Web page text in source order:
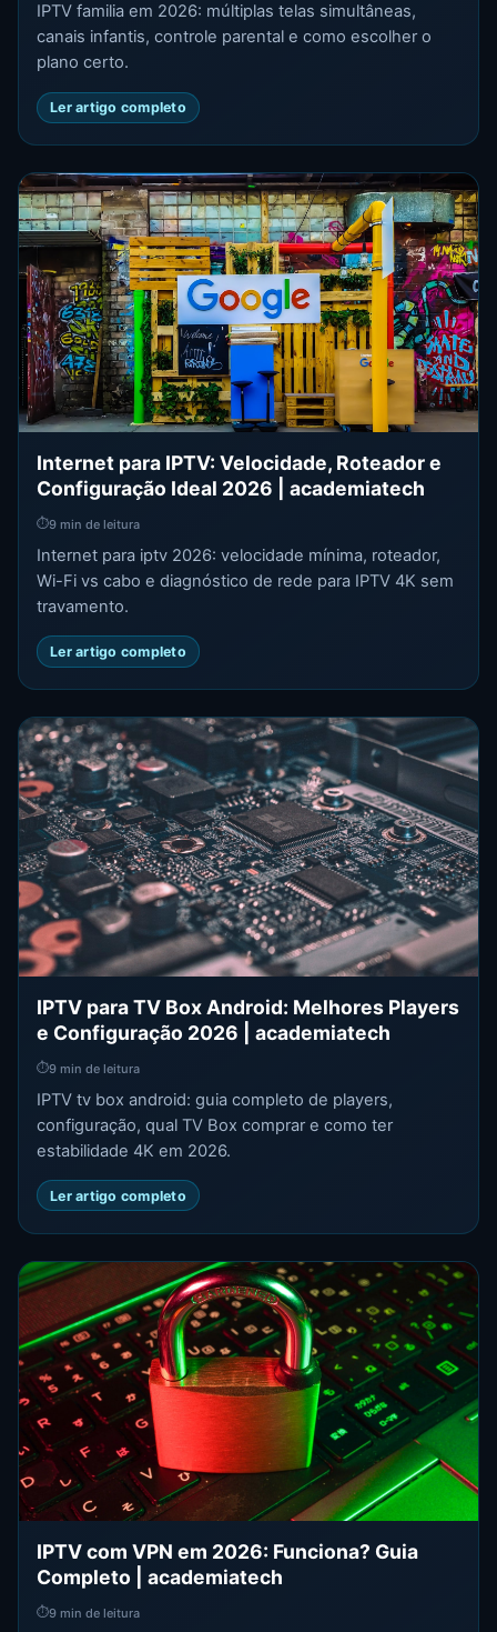
IPTV familia em 2026: múltiplas telas simultâneas,
canais infantis, controle parental e como escolher o
plano certo.
Ler artigo completo
Internet para IPTV: Velocidade, Roteador e
Configuração Ideal 2026 | academiatech
⏱9 min de leitura
Internet para iptv 2026: velocidade mínima, roteador,
Wi-Fi vs cabo e diagnóstico de rede para IPTV 4K sem
travamento.
Ler artigo completo
IPTV para TV Box Android: Melhores Players
e Configuração 2026 | academiatech
⏱9 min de leitura
IPTV tv box android: guia completo de players,
configuração, qual TV Box comprar e como ter
estabilidade 4K em 2026.
Ler artigo completo
IPTV com VPN em 2026: Funciona? Guia
Completo | academiatech
⏱9 min de leitura